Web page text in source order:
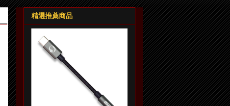
精選推薦商品